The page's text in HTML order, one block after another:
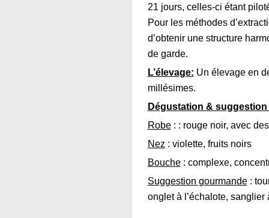
21 jours, celles-ci étant
Pour les méthodes
d’obtenir une structure
de garde.
L’élevage: Un élevage en
millésimes.
Dégustation & suggestion
Robe: : rouge noir, avec
Nez : violette, fruits noirs
Bouche: complexe,
Suggestion gourmande:
onglet à l’échalote, sanglier